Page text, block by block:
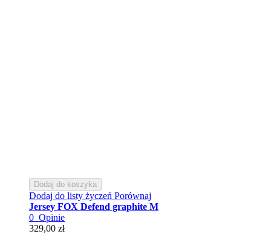
Dodaj do koszyka
Dodaj do listy życzeń Porównaj
Jersey FOX Defend graphite M
0 Opinie
329,00 zł